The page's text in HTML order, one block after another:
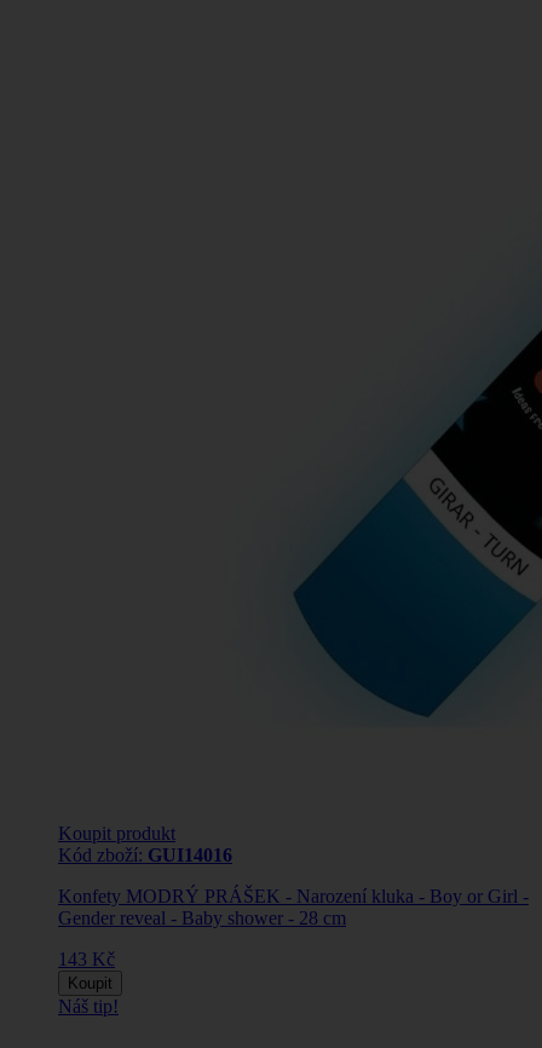
Koupit produkt
Kód zboží: GUI14016
Konfety MODRÝ PRÁŠEK - Narození kluka - Boy or Girl -
Gender reveal - Baby shower - 28 cm
143 Kč
Koupit
Náš tip!